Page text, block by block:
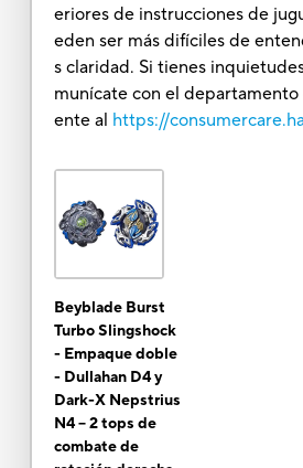
eriores de instrucciones de
eden ser más difíciles de
s claridad. Si tienes
munícate con el
ente al https://
Beyblade Burst
Turbo Slingshock
- Empaque doble
- Dullahan D4 y
Dark-X Nepstrius
N4 – 2 tops de
combate de